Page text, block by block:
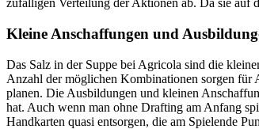
zufälligen Verteilung der Aktionen ab. Da sie auf
Kleine Anschaffungen und
Das Salz in der Suppe bei Agricola sind die
Anzahl der möglichen Kombinationen sorgen für
planen. Die Ausbildungen und kleinen
hat. Auch wenn man ohne Drafting am Anfang
Handkarten quasi entsorgen, die am Spielende